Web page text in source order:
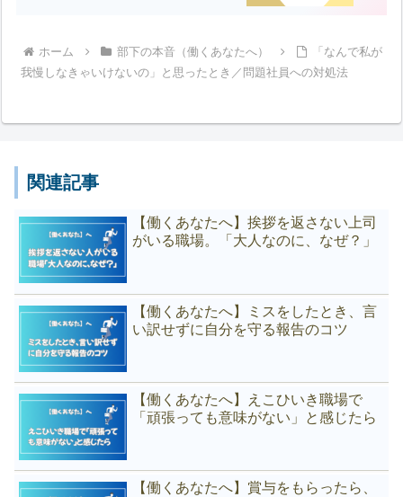
ホーム 部下の本音（働くあなたへ）
「なんで私が
我慢しなきゃいけないの」と思ったとき／問題社員への対処法
関連記事
【働くあなたへ】挨拶を返さない上司
がいる職場。「大人なのに、なぜ？」
【働くあなたへ】ミスをしたとき、言
い訳せずに自分を守る報告のコツ
【働くあなたへ】えこひいき職場で
「頑張っても意味がない」と感じたら
【働くあなたへ】賞与をもらったら、